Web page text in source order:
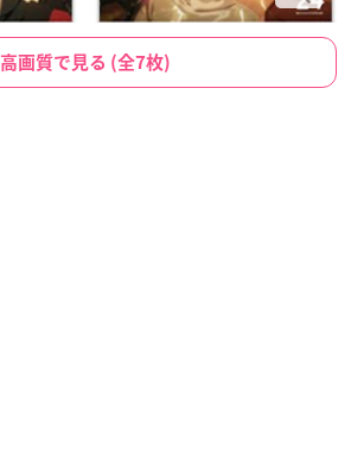
高画質で見る (全7枚)